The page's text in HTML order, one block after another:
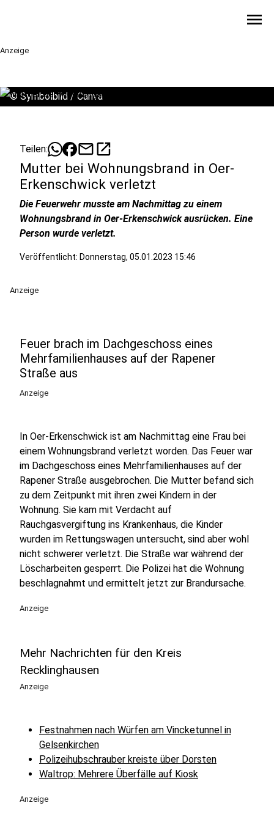
menu
Anzeige
© Symbolbild / Canva
Teilen: mailopen_in_new
Mutter bei Wohnungsbrand in Oer-
Erkenschwick verletzt
Die Feuerwehr musste am Nachmittag zu einem
Wohnungsbrand in Oer-Erkenschwick ausrücken. Eine
Person wurde verletzt.
Veröffentlicht: Donnerstag, 05.01.2023 15:46
Anzeige
Feuer brach im Dachgeschoss eines
Mehrfamilienhauses auf der Rapener
Straße aus
Anzeige
In Oer-Erkenschwick ist am Nachmittag eine Frau bei
einem Wohnungsbrand verletzt worden. Das Feuer war
im Dachgeschoss eines Mehrfamilienhauses auf der
Rapener Straße ausgebrochen. Die Mutter befand sich
zu dem Zeitpunkt mit ihren zwei Kindern in der
Wohnung. Sie kam mit Verdacht auf
Rauchgasvergiftung ins Krankenhaus, die Kinder
wurden im Rettungswagen untersucht, sind aber wohl
nicht schwerer verletzt. Die Straße war während der
Löscharbeiten gesperrt. Die Polizei hat die Wohnung
beschlagnahmt und ermittelt jetzt zur Brandursache.
Anzeige
Mehr Nachrichten für den Kreis
Recklinghausen
Anzeige
Festnahmen nach Würfen am Vincketunnel in
Gelsenkirchen
Polizeihubschrauber kreiste über Dorsten
Waltrop: Mehrere Überfälle auf Kiosk
Anzeige